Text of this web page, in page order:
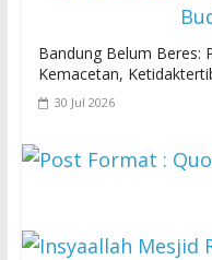
Bandung Belum Beres:
Kemacetan,
30 Jul 2026